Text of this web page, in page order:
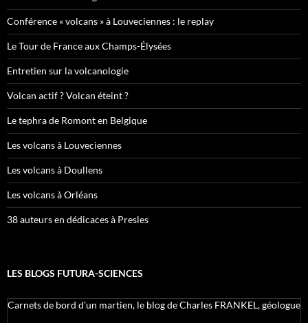
Conférence « volcans » à Louveciennes : le replay
Le Tour de France aux Champs-Élysées
Entretien sur la volcanologie
Volcan actif ? Volcan éteint ?
Le tephra de Romont en Belgique
Les volcans à Louveciennes
Les volcans à Doullens
Les volcans à Orléans
38 auteurs en dédicaces à Presles
LES BLOGS FUTURA-SCIENCES
Carnets de bord d’un martien, le blog de Charles FRANKEL, géologue